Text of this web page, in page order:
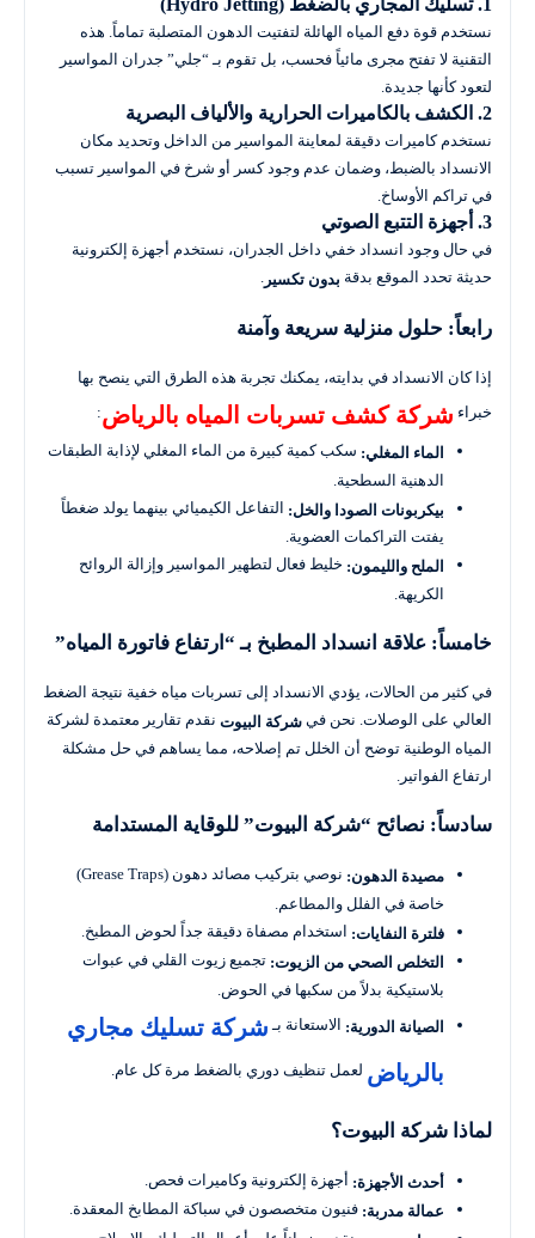
1. تسليك المجاري بالضغط (Hydro Jetting)
نستخدم قوة دفع المياه الهائلة لتفتيت الدهون المتصلبة تماماً. هذه
التقنية لا تفتح مجرى مائياً فحسب، بل تقوم بـ “جلي” جدران المواسير
لتعود كأنها جديدة.
2. الكشف بالكاميرات الحرارية والألياف البصرية
نستخدم كاميرات دقيقة لمعاينة المواسير من الداخل وتحديد مكان
الانسداد بالضبط، وضمان عدم وجود كسر أو شرخ في المواسير تسبب
في تراكم الأوساخ.
3. أجهزة التتبع الصوتي
في حال وجود انسداد خفي داخل الجدران، نستخدم أجهزة إلكترونية
حديثة تحدد الموقع بدقة بدون تكسير .
رابعاً: حلول منزلية سريعة وآمنة
إذا كان الانسداد في بدايته، يمكنك تجربة هذه الطرق التي ينصح بها
خبراء شركة كشف تسربات المياه بالرياض:
الماء المغلي: سكب كمية كبيرة من الماء المغلي لإذابة الطبقات
الدهنية السطحية.
بيكربونات الصودا والخل: التفاعل الكيميائي بينهما يولد ضغطاً
يفتت التراكمات العضوية.
الملح والليمون: خليط فعال لتطهير المواسير وإزالة الروائح
الكريهة.
خامساً: علاقة انسداد المطبخ بـ “ارتفاع فاتورة المياه”
في كثير من الحالات، يؤدي الانسداد إلى تسربات مياه خفية نتيجة الضغط
العالي على الوصلات. نحن في شركة البيوت نقدم تقارير معتمدة لشركة
المياه الوطنية توضح أن الخلل تم إصلاحه، مما يساهم في حل مشكلة
ارتفاع الفواتير.
سادساً: نصائح “شركة البيوت” للوقاية المستدامة
مصيدة الدهون:
نوصي بتركيب مصائد دهون (Grease Traps)
خاصة في الفلل والمطاعم.
فلترة النفايات: استخدام مصفاة دقيقة جداً لحوض المطبخ.
التخلص الصحي من الزيوت: تجميع زيوت القلي في عبوات
بلاستيكية بدلاً من سكبها في الحوض.
الصيانة الدورية: الاستعانة بـ شركة تسليك مجاري
بالرياض لعمل تنظيف دوري بالضغط مرة كل عام.
لماذا شركة البيوت؟
أحدث الأجهزة: أجهزة إلكترونية وكاميرات فحص.
عمالة مدربة: فنيون متخصصون في سباكة المطابخ المعقدة.